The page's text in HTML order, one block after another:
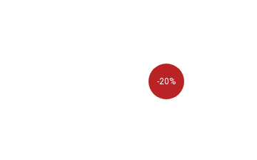
-20%